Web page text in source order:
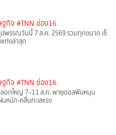
ฐกิจ #TNN ช่อง16
พรรณวันนี้ 7 ส.ค. 2569 รวมทุกขนาด เช็
ท่งล่าสุด
ฐกิจ #TNN ช่อง16
อกใหญ่ 7–11 ส.ค. พายุดอลฟินหนุน
นหนัก-คลื่นทะเลแรง